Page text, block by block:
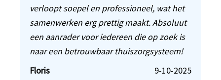
verloopt soepel en professioneel, wat het
samenwerken erg prettig maakt. Absoluut
een aanrader voor iedereen die op zoek is
naar een betrouwbaar thuiszorgsysteem!
Floris
9-10-2025